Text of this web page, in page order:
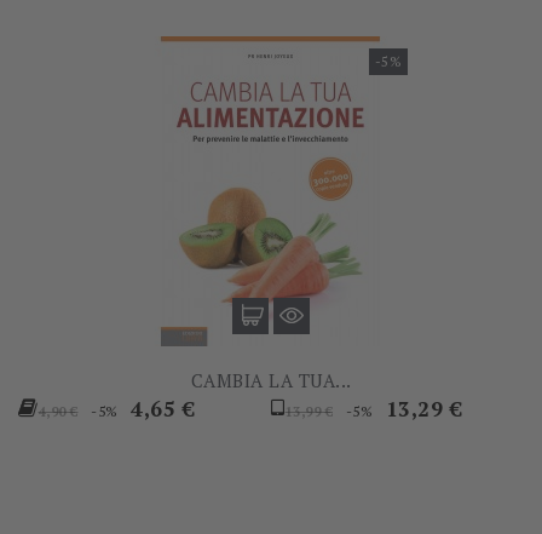
-5%
CAMBIA LA TUA...
Prezzo
4,90 € -5% Prezzo
4,65 €
Prezzo
13,99 € -5% Prezzo
13,29 €